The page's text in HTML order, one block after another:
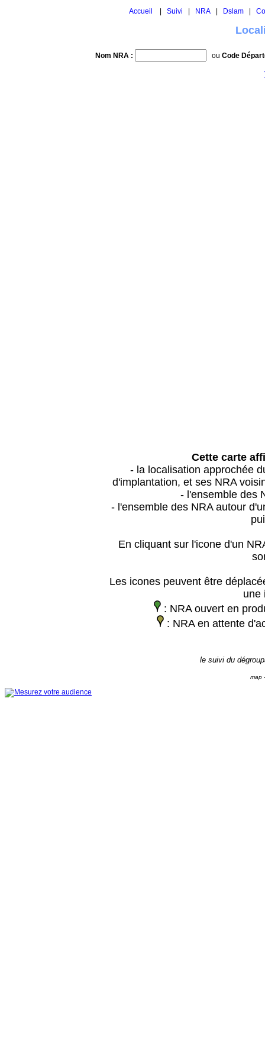
Accueil Suivi NRA Dslam
Nom NRA : ou Code
Cette carte
- la localisation approchée
d'implantation, et ses NRA
- l'ensemble des
- l'ensemble des NRA autour
En cliquant sur l'icone d'un
Les icones peuvent être
une
: NRA ouvert en
: NRA en attente
le suivi du
map